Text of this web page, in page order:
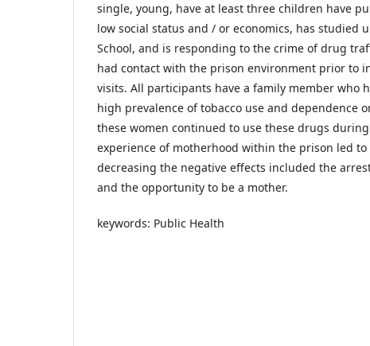
single, young, have at least three children have
low social status and / or economics, has studied
School, and is responding to the crime of drug
had contact with the prison environment prior to
visits. All participants have a family member who
high prevalence of tobacco use and dependence
these women continued to use these drugs
experience of motherhood within the prison led
decreasing the negative effects included the
and the opportunity to be a mother.
keywords: Public Health